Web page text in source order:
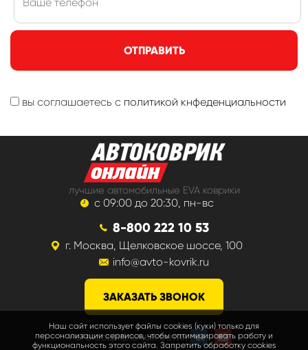
ОТПРАВИТЬ
вы соглашаетесь с политикой кнфеденциальности
лучшие автомобильные EVA коврики
с 09:00 до 20:30, пн-вс
8-800 222 10 53
г. Москва, Щелковское шоссе, 100
info@avto-kovrik.ru
ЗАКАЗАТЬ ЗВОНОК
мы в социальных сетях
Наш сайт использует файлы cookies (куки) только для
персонализации сервисов, чтобы оптимизировать работу и
функциональность этого сайта. Запретить обработку cookies